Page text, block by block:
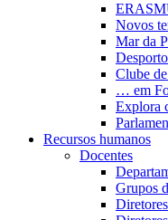
Novos
Mar da
Clube
… em
Explora
Recursos humanos
Docentes
Grupos